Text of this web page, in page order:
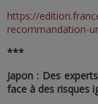
https://
recommandation-
***
Japon : Des
face à des risques